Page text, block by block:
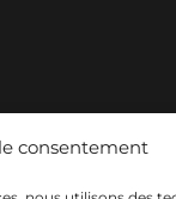
consentement
pour votre